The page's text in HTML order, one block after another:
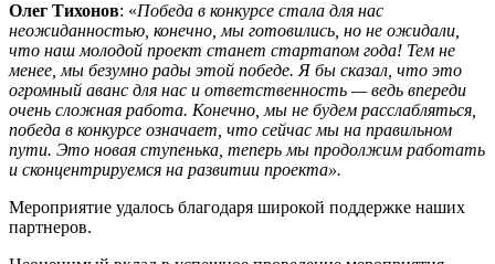
Олег Тихонов: «Победа в конкурсе стала для нас
неожиданностью, конечно, мы готовились, но не ожидали,
что наш молодой проект станет стартапом года! Тем не
менее, мы безумно рады этой победе. Я бы сказал, что это
огромный аванс для нас и ответственность — ведь впереди
очень сложная работа. Конечно, мы не будем расслабляться,
победа в конкурсе означает, что сейчас мы на правильном
пути. Это новая ступенька, теперь мы продолжим работать
и сконцентрируемся на развитии проекта».
Мероприятие удалось благодаря широкой поддержке наших
партнеров.